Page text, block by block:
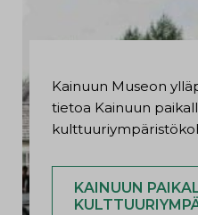
Kainuun Museon
tietoa Kainuun
KAINUUN